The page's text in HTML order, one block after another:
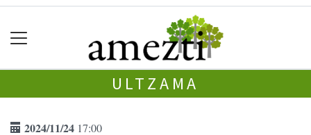
ULTZAMA
2024/11/24 17:00